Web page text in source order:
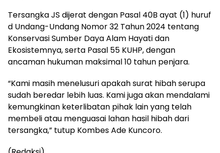
Tersangka JS dijerat dengan Pasal 40B ayat (1) huruf
d Undang-Undang Nomor 32 Tahun 2024 tentang
Konservasi Sumber Daya Alam Hayati dan
Ekosistemnya, serta Pasal 55 KUHP, dengan
ancaman hukuman maksimal 10 tahun penjara.
“Kami masih menelusuri apakah surat hibah serupa
sudah beredar lebih luas. Kami juga akan mendalami
kemungkinan keterlibatan pihak lain yang telah
membeli atau menguasai lahan hasil hibah dari
tersangka,” tutup Kombes Ade Kuncoro.